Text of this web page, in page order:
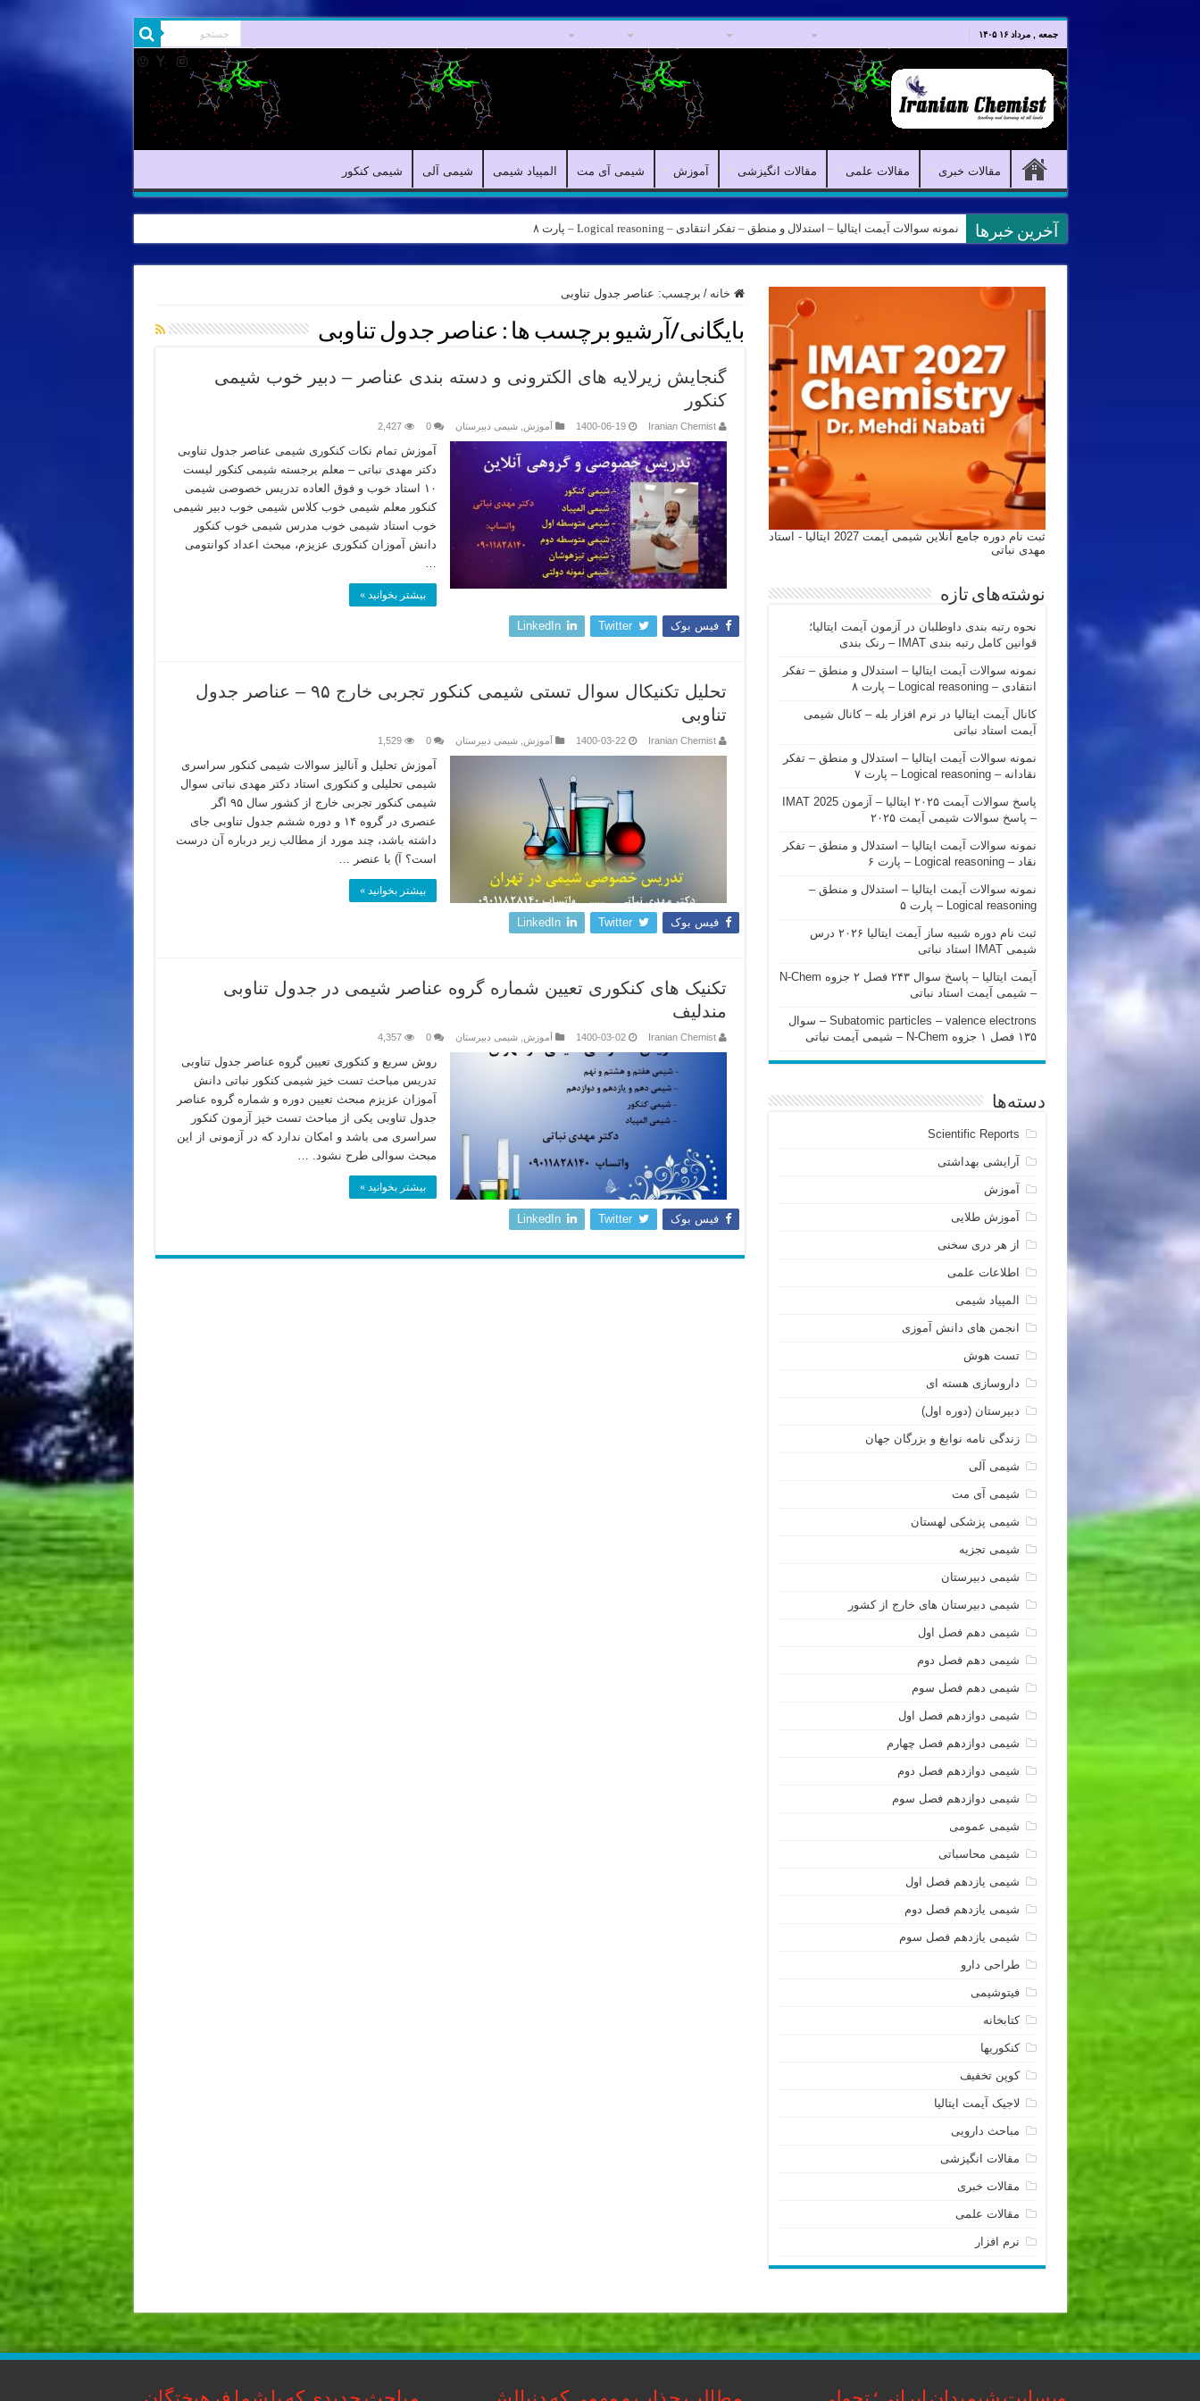
جمعه , مرداد ۱۶ ۱۴۰۵
مقالات خبری مقالات علمی مقالات انگیزشی آموزش شیمی آی مت المپیاد شیمی شیمی آلی شیمی کنکور
آخرین خبرها نمونه سوالات آیمت ایتالیا – استدلال و منطق – تفکر انتقادی – Logical reasoning – پارت ۸
خانه / برچسب: عناصر جدول تناوبی
بایگانی/آرشیو برچسب ها : عناصر جدول تناوبی
گنجایش زیرلایه های الکترونی و دسته بندی عناصر – دبیر خوب شیمی
کنکور
Iranian Chemist
1400-06-19 آموزش ,شیمی دبیرستان 0
2,427
آموزش تمام نکات کنکوری شیمی عناصر جدول تناوبی
دکتر مهدی نباتی – معلم برجسته شیمی کنکور لیست
۱۰ استاد خوب و فوق العاده تدریس خصوصی شیمی
کنکور معلم شیمی خوب کلاس شیمی خوب دبیر شیمی
خوب استاد شیمی خوب مدرس شیمی خوب کنکور
دانش آموزان کنکوری عزیزم، مبحث اعداد کوانتومی
…
بیشتر بخوانید »
فیس بوک Twitter
LinkedIn
تحلیل تکنیکال سوال تستی شیمی کنکور تجربی خارج ۹۵ – عناصر جدول
تناوبی
Iranian Chemist
1400-03-22 آموزش ,شیمی دبیرستان 0
1,529
آموزش تحلیل و آنالیز سوالات شیمی کنکور سراسری
شیمی تحلیلی و کنکوری استاد دکتر مهدی نباتی سوال
شیمی کنکور تجربی خارج از کشور سال ۹۵ اگر
عنصری در گروه ۱۴ و دوره ششم جدول تناوبی جای
داشته باشد، چند مورد از مطالب زیر درباره آن درست
است؟ آ) با عنصر …
بیشتر بخوانید »
فیس بوک Twitter
LinkedIn
تکنیک های کنکوری تعیین شماره گروه عناصر شیمی در جدول تناوبی
مندلیف
Iranian Chemist
1400-03-02 آموزش ,شیمی دبیرستان 0
4,357
روش سریع و کنکوری تعیین گروه عناصر جدول تناوبی
تدریس مباحث تست خیز شیمی کنکور نباتی دانش
آموزان عزیزم مبحث تعیین دوره و شماره گروه عناصر
جدول تناوبی یکی از مباحث تست خیز آزمون کنکور
سراسری می باشد و امکان ندارد که در آزمونی از این
مبحث سوالی طرح نشود. …
بیشتر بخوانید »
فیس بوک Twitter
LinkedIn
ثبت نام دوره جامع آنلاین شیمی آیمت 2027 ایتالیا - استاد
مهدی نباتی
نوشته‌های تازه
نحوه رتبه بندی داوطلبان در آزمون آیمت ایتالیا؛
قوانین کامل رتبه بندی IMAT – رنک بندی
نمونه سوالات آیمت ایتالیا – استدلال و منطق – تفکر
انتقادی – Logical reasoning – پارت ۸
کانال آیمت ایتالیا در نرم افزار بله – کانال شیمی
آیمت استاد نباتی
نمونه سوالات آیمت ایتالیا – استدلال و منطق – تفکر
نقادانه – Logical reasoning – پارت ۷
پاسخ سوالات آیمت ۲۰۲۵ ایتالیا – آزمون IMAT 2025
– پاسخ سوالات شیمی آیمت ۲۰۲۵
نمونه سوالات آیمت ایتالیا – استدلال و منطق – تفکر
نقاد – Logical reasoning – پارت ۶
نمونه سوالات آیمت ایتالیا – استدلال و منطق –
Logical reasoning – پارت ۵
ثبت نام دوره شبیه ساز آیمت ایتالیا ۲۰۲۶ درس
شیمی IMAT استاد نباتی
آیمت ایتالیا – پاسخ سوال ۲۴۳ فصل ۲ جزوه N-Chem
– شیمی آیمت استاد نباتی
Subatomic particles – valence electrons – سوال
۱۳۵ فصل ۱ جزوه N-Chem – شیمی آیمت نباتی
دسته‌ها
Scientific Reports
آرایشی بهداشتی
آموزش
آموزش طلایی
از هر دری سخنی
اطلاعات علمی
المپیاد شیمی
انجمن های دانش آموزی
تست هوش
داروسازی هسته ای
دبیرستان (دوره اول)
زندگی نامه نوابغ و بزرگان جهان
شیمی آلی
شیمی آی مت
شیمی پزشکی لهستان
شیمی تجزیه
شیمی دبیرستان
شیمی دبیرستان های خارج از کشور
شیمی دهم فصل اول
شیمی دهم فصل دوم
شیمی دهم فصل سوم
شیمی دوازدهم فصل اول
شیمی دوازدهم فصل چهارم
شیمی دوازدهم فصل دوم
شیمی دوازدهم فصل سوم
شیمی عمومی
شیمی محاسباتی
شیمی یازدهم فصل اول
شیمی یازدهم فصل دوم
شیمی یازدهم فصل سوم
طراحی دارو
فیتوشیمی
کتابخانه
کنکوریها
کوپن تخفیف
لاجیک آیمت ایتالیا
مباحث دارویی
مقالات انگیزشی
مقالات خبری
مقالات علمی
نرم افزار